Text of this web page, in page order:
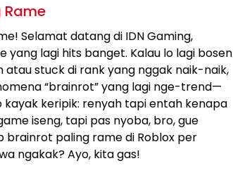
Rame
Selamat datang di IDN Gaming,
lagi hits banget. Kalau lo lagi bosen
stuck di rank yang nggak naik-naik,
“brainrot” yang lagi nge-trend—
keripik: renyah tapi entah kenapa
iseng, tapi pas nyoba, bro, gue
brainrot paling rame di Roblox per
ngakak? Ayo, kita gas!